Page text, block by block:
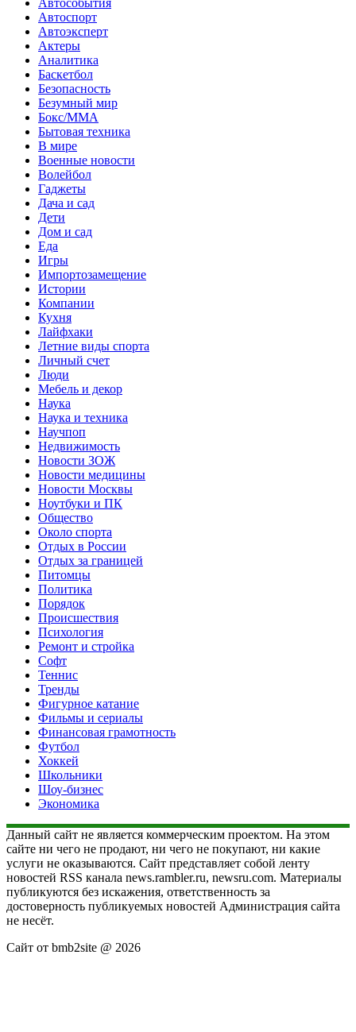
Автоспорт
Автоэксперт
Актеры
Аналитика
Баскетбол
Безопасность
Безумный мир
Бокс/MMA
Бытовая техника
В мире
Военные новости
Волейбол
Гаджеты
Дача и сад
Дети
Дом и сад
Еда
Игры
Импортозамещение
Истории
Компании
Кухня
Лайфхаки
Летние виды спорта
Личный счет
Люди
Мебель и декор
Наука
Наука и техника
Научпоп
Недвижимость
Новости ЗОЖ
Новости медицины
Новости Москвы
Ноутбуки и ПК
Общество
Около спорта
Отдых в России
Отдых за границей
Питомцы
Политика
Порядок
Происшествия
Психология
Ремонт и стройка
Софт
Теннис
Тренды
Фигурное катание
Фильмы и сериалы
Финансовая грамотность
Футбол
Хоккей
Школьники
Шоу-бизнес
Экономика
Данный сайт не является коммерческим проектом. На этом
сайте ни чего не продают, ни чего не покупают, ни какие
услуги не оказываются. Сайт представляет собой ленту
новостей RSS канала news.rambler.ru, newsru.com. Материалы
публикуются без искажения, ответственность за
достоверность публикуемых новостей Администрация сайта
не несёт.
Сайт от bmb2site @ 2026